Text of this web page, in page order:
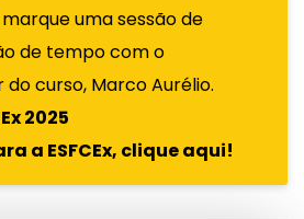
marque uma sessão de
de tempo com o
curso, Marco Aurélio.
2025
a ESFCEx, clique aqui!